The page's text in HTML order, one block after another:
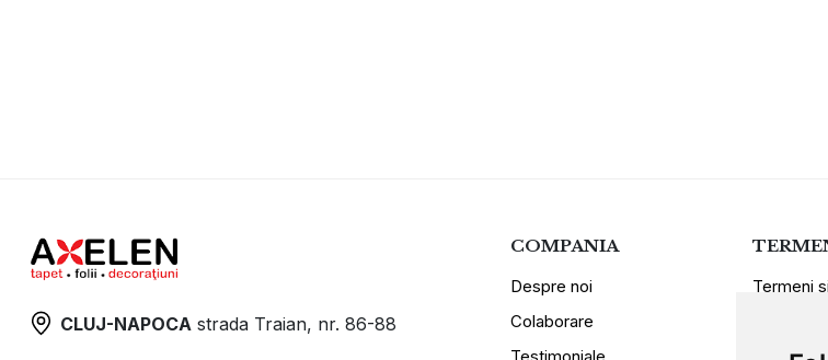
CLUJ-NAPOCA strada Traian, nr. 86-88
COMPANIA
Despre noi
Colaborare
Termeni